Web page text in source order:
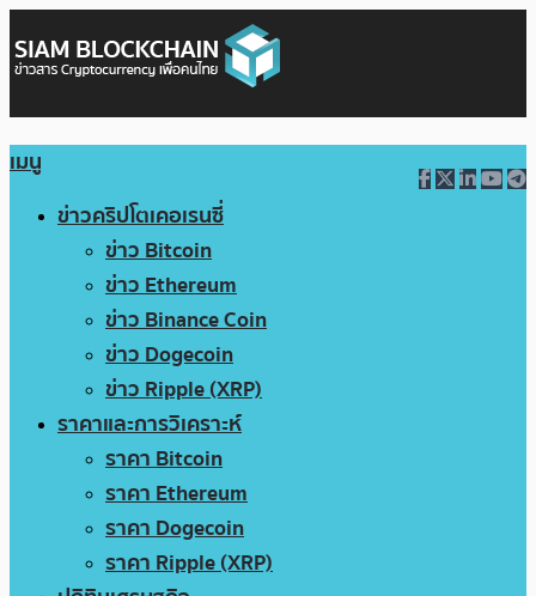
เมนู
ข่าวคริปโตเคอเรนซี่
ข่าว Bitcoin
ข่าว Ethereum
ข่าว Binance Coin
ข่าว Dogecoin
ข่าว Ripple (XRP)
ราคาและการวิเคราะห์
ราคา Bitcoin
ราคา Ethereum
ราคา Dogecoin
ราคา Ripple (XRP)